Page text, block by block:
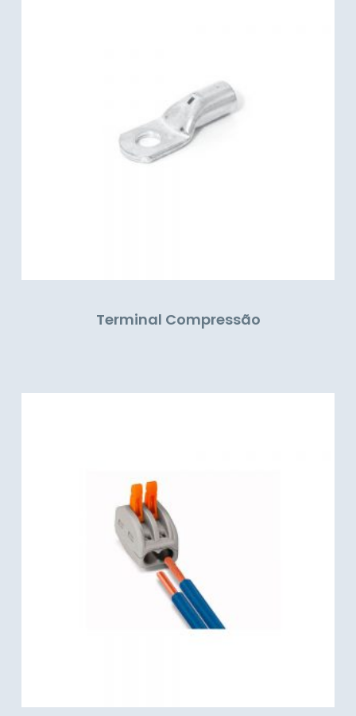
Terminal Compressão